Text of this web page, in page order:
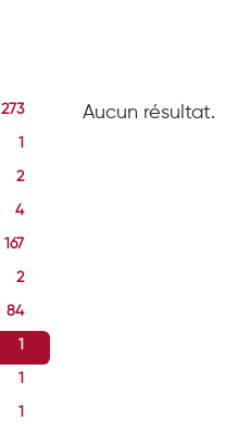
273
1
2
4
167
2
84
1
1
1
Aucun résultat.